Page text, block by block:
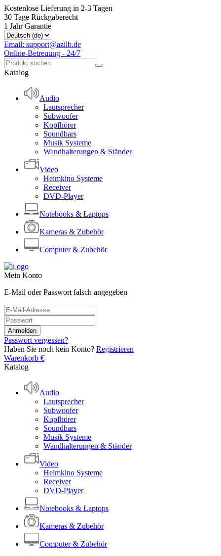
Kostenlose Lieferung in 2-3 Tagen
30 Tage Rückgaberecht
1 Jahr Garantie
Email: support@azilb.de
Online-Betreuung - 24/7
Katalog
Audio
Lautsprecher
Subwoofer
Kopfhörer
Soundbars
Musik Systeme
Wandhalterungen & Ständer
Video
Heimkino Systeme
Receiver
DVD-Player
Notebooks & Laptops
Kameras & Zubehör
Computer & Zubehör
Mein Konto
E-Mail oder Passwort falsch angegeben
Passwort vergessen?
Haben Sie noch kein Konto? Registrieren
Warenkorb €
Katalog
Audio
Lautsprecher
Subwoofer
Kopfhörer
Soundbars
Musik Systeme
Wandhalterungen & Ständer
Video
Heimkino Systeme
Receiver
DVD-Player
Notebooks & Laptops
Kameras & Zubehör
Computer & Zubehör